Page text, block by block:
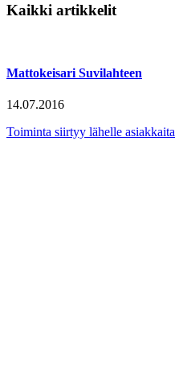
Kaikki artikkelit
Mattokeisari Suvilahteen
14.07.2016
Toiminta siirtyy lähelle asiakkaita